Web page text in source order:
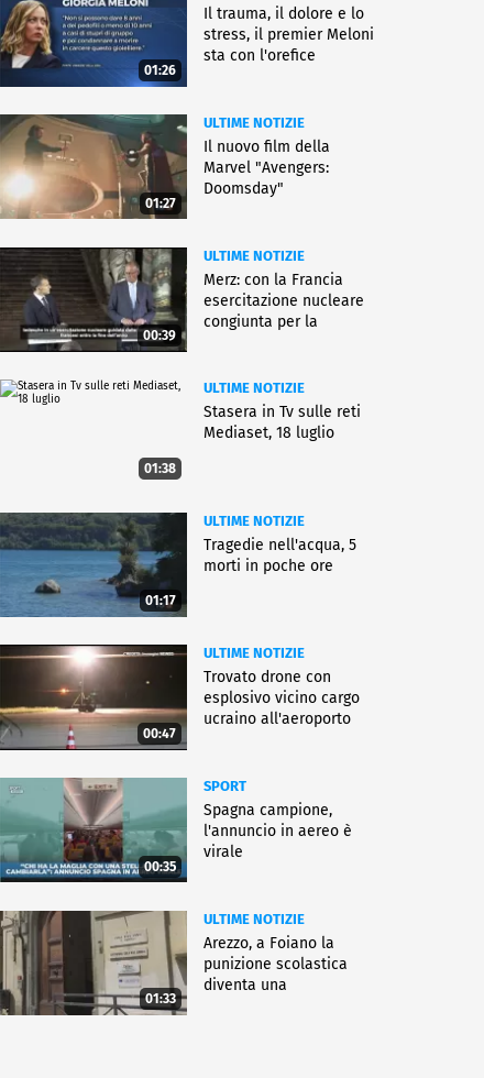
01:26
Il trauma, il dolore e lo
stress, il premier Meloni
sta con l'orefice
01:27
ULTIME NOTIZIE
Il nuovo film della
Marvel "Avengers:
Doomsday"
00:39
ULTIME NOTIZIE
Merz: con la Francia
esercitazione nucleare
congiunta per la
01:38
ULTIME NOTIZIE
Stasera in Tv sulle reti
Mediaset, 18 luglio
01:17
ULTIME NOTIZIE
Tragedie nell'acqua, 5
morti in poche ore
00:47
ULTIME NOTIZIE
Trovato drone con
esplosivo vicino cargo
ucraino all'aeroporto
00:35
SPORT
Spagna campione,
l'annuncio in aereo è
virale
01:33
ULTIME NOTIZIE
Arezzo, a Foiano la
punizione scolastica
diventa una